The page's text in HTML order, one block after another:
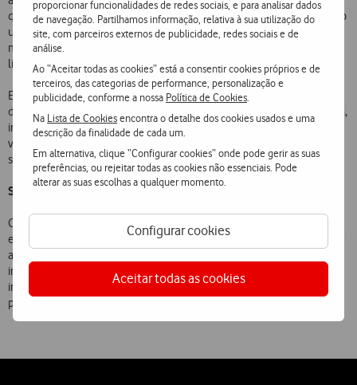
proporcionar funcionalidades de redes sociais, e para analisar dados
de navegação. Partilhamos informação, relativa à sua utilização do
site, com parceiros externos de publicidade, redes sociais e de
análise.
Ao “Aceitar todas as cookies” está a consentir cookies próprios e de
terceiros, das categorias de performance, personalização e
publicidade, conforme a nossa Política de Cookies
Na Lista de Cookiesencontra o detalhe dos cookies usados e uma
descrição da finalidade de cada um.
Em alternativa, clique “Configurar cookies” onde pode gerir as suas
preferências, ou rejeitar todas as cookies não essenciais. Pode
alterar as suas escolhas a qualquer momento.
Configurar cookies
Aceitar todas as cookies
que a Vodafone partilha com a Marinha. Os jovens Participantes, terão
uma oportunidade única de colaborar na realização das tarefas de
manutenção, de preparação e de condução do navio, em estreita
ligação com os futuros oficiais da Marinha.
Esta iniciativa, que faz parte de um conjunto de ações que têm sido
desenvolvidas pela Vodafone em parceria com a Marinha Portuguesa,
irá permitir aos jovens eleitos o contacto com o mar, a adaptação à
vida de bordo e ainda a aquisição de conhecimentos e cultura geral
sobre o mar e a Marinha.
Sobre o Navio-Escola Sagres
O Navio da República Portuguesa (NRP) Sagres foi aumentado ao
efetivo de navios da Marinha Portuguesa em 1962, sendo desde esse
ano utilizado como Navio-Escola. Além da missão prioritária da
instrução dos cadetes, o Navio-Escola Sagres é também um
instrumento da diplomacia nacional, representando a Marinha e o
país, considerado como o embaixador itinerante de Portugal.